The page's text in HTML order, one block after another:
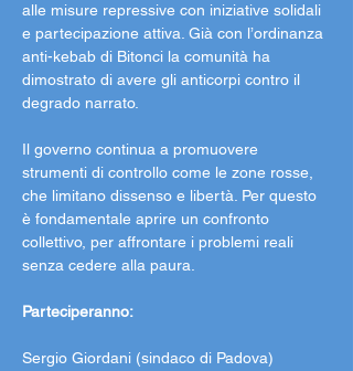
alle misure repressive con iniziative solidali
e partecipazione attiva. Già con l’ordinanza
anti-kebab di Bitonci la comunità ha
dimostrato di avere gli anticorpi contro il
degrado narrato.
Il governo continua a promuovere
strumenti di controllo come le zone rosse,
che limitano dissenso e libertà. Per questo
è fondamentale aprire un confronto
collettivo, per affrontare i problemi reali
senza cedere alla paura.
Parteciperanno:
Sergio Giordani (sindaco di Padova)